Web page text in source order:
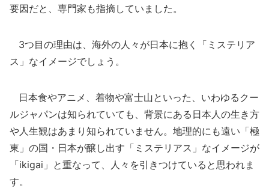
要因だと、専門家も指摘していました。
3つ目の理由は、海外の人々が日本に抱く「ミステリア
ス」なイメージでしょう。
日本食やアニメ、着物や富士山といった、いわゆるクー
ルジャパンは知られていても、背景にある日本人の生き方
や人生観はあまり知られていません。地理的にも遠い「極
東」の国・日本が醸し出す「ミステリアス」なイメージが
「ikigai」と重なって、人々を引きつけていると思われま
す。